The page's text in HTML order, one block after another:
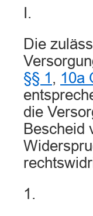
I.
Die
§§ 1 , 10a
die
Bescheid
1.